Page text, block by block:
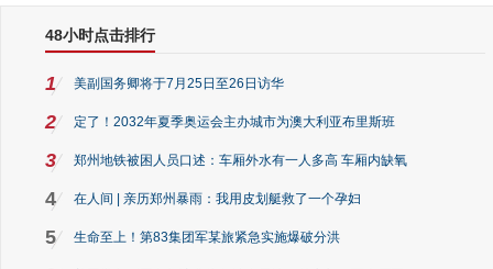
48小时点击排行
1 美副国务卿将于7月25日至26日访华
2 定了！2032年夏季奥运会主办城市为澳大利亚布里斯班
3 郑州地铁被困人员口述：车厢外水有一人多高 车厢内缺氧
4 在人间 | 亲历郑州暴雨：我用皮划艇救了一个孕妇
5 生命至上！第83集团军某旅紧急实施爆破分洪